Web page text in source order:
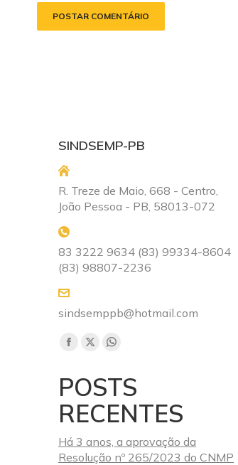
POSTAR COMENTÁRIO
SINDSEMP-PB
R. Treze de Maio, 668 - Centro,
João Pessoa - PB, 58013-072
83 3222 9634 (83) 99334-8604
(83) 98807-2236
sindsemppb@hotmail.com
Encontre-nos em:
Facebook
opens
in
new
window
X
opens
in
new
window
Whatsapp
opens
in
new
window
POSTS
RECENTES
Há 3 anos, a aprovação da
Resolução nº 265/2023 do CNMP